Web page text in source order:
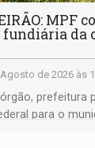
MPF
fundiária da
de 2026 às
prefeitura
para o